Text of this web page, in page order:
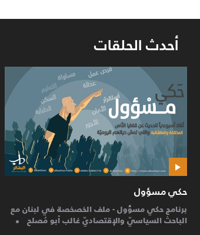
أحدث الحلقات
يسألونك عن الانسان والحياة
يسألونك عن الانسان والحياة :26 سبتمبر
26
أيلول 18